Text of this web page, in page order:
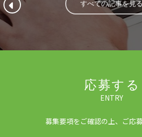
すべての記事を見る
応募する
ENTRY
募集要項をご確認の上、ご応